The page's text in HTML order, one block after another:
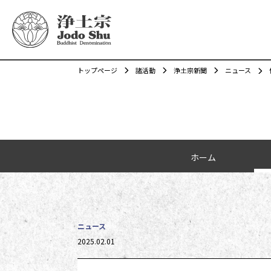
トップページ 諸活動 浄土宗新聞 ニュース
ホーム
ニュース
投稿日時
2025.02.01